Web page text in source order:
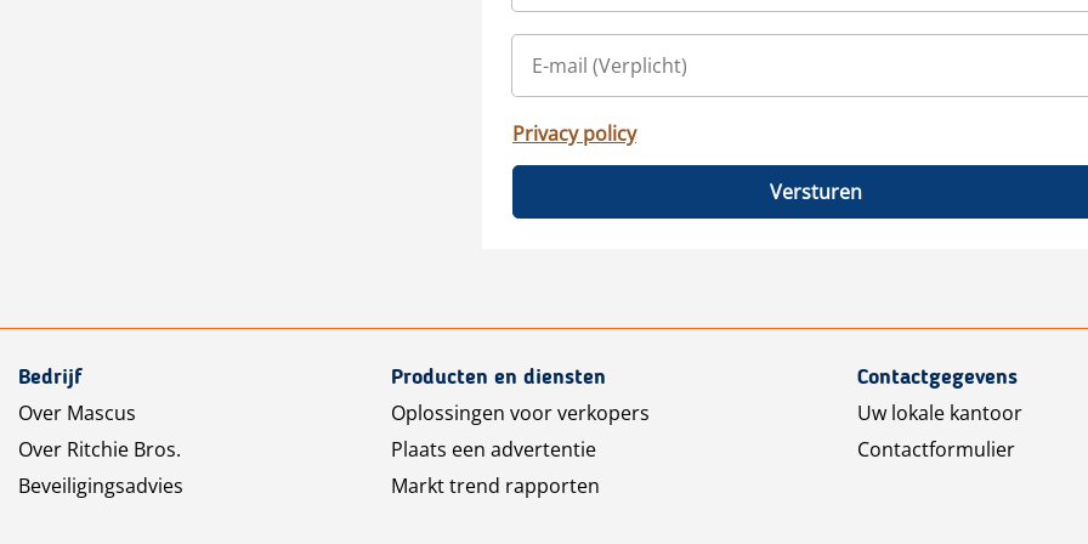
Privacy policy
Versturen
Bedrijf
Over Mascus
Over Ritchie Bros.
Beveiligingsadvies
Producten en diensten
Oplossingen voor verkopers
Plaats een advertentie
Markt trend rapporten
Contactgegevens
Uw lokale kantoor
Contactformulier